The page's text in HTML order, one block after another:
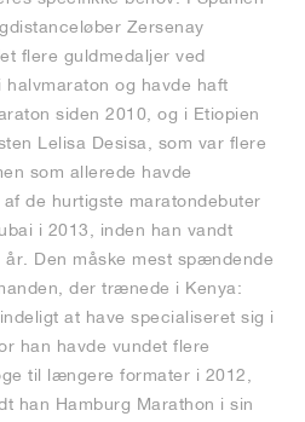
Zersenay
flere guldmedaljer ved
og havde haft
siden 2010, og i Etiopien
Lelisa Desisa, som var flere
som allerede havde
de hurtigste maratondebuter
i 2013, inden han vandt
Den måske mest spændende
der trænede i Kenya:
at have specialiseret sig i
han havde vundet flere
til længere formater i 2012,
han Hamburg Marathon i sin